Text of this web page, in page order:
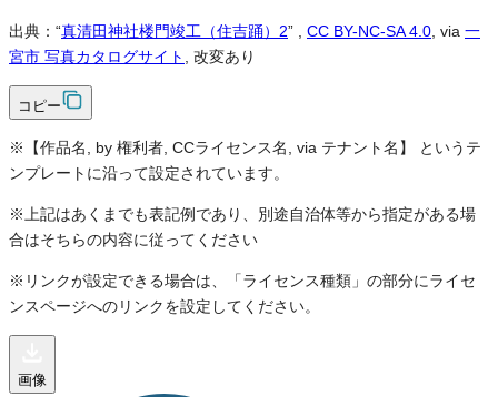
出典：“真清田神社楼門竣工（住吉踊）2” CC BY-NC-SA 4.0 , via 一
宮市 写真カタログサイト
, 改変あり
コピー
※【作品名, by 権利者, CCライセンス名, via テナント名】 というテ
ンプレートに沿って設定されています。
※上記はあくまでも表記例であり、別途自治体等から指定がある場
合はそちらの内容に従ってください
※リンクが設定できる場合は、「ライセンス種類」の部分にライセ
ンスページへのリンクを設定してください。
画像